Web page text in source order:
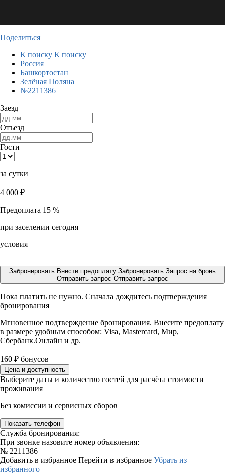
Поделиться
К поиску К поиску
Россия
Башкортостан
Зелёная Поляна
№2211386
Заезд
Отъезд
Гости
за сутки
4 000 ₽
Предоплата 15 %
при заселении сегодня
условия
Забронировать Внести предоплату Забронировать Запрос на бронь
Отправить запрос Отправить запрос
Пока платить не нужно. Сначала дождитесь подтверждения
бронирования
Мгновенное подтверждение бронирования. Внесите предоплату
в размере удобным способом: Visa, Mastercard, Мир,
Сбербанк.Онлайн и др.
160 ₽ бонусов
Цена и доступность
Выберите даты и количество гостей для расчёта стоимости
проживания
Без комиссии и сервисных сборов
Показать телефон
Служба бронирования:
При звонке назовите номер объявления:
№ 2211386
Добавить в избранное Перейти в избранное Убрать из
избранного